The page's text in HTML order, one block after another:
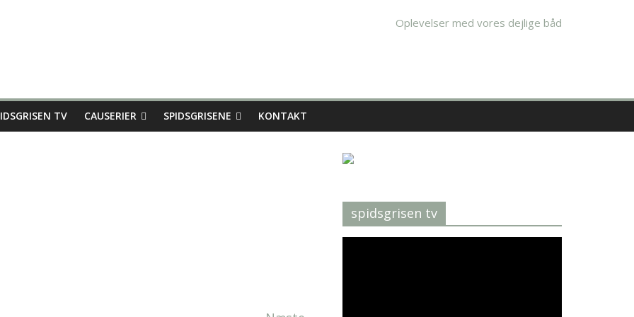
Oplevelser med vores dejlige båd
TV CAUSERIER SPIDSGRISENE KONTAKT
spidsgrisen tv